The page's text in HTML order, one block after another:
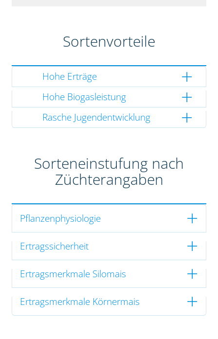
Sortenvorteile
Hohe Erträge
Hohe Biogasleistung
Rasche Jugendentwicklung
Sorteneinstufung nach
Züchterangaben
Pflanzenphysiologie
Ertragssicherheit
Ertragsmerkmale Silomais
Ertragsmerkmale Körnermais